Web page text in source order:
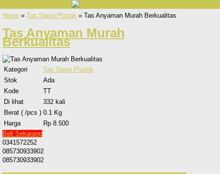
Home » Tas Slang Plastik » Tas Anyaman Murah Berkualitas
Tas Anyaman Murah
Berkualitas
Kategori
Tas Slang Plastik
Stok
Ada
Kode
TT
Di lihat
332 kali
Berat ( /pcs ) 0.1 Kg
Harga
Rp 8.500
Beli Sekarang
0341572252
085730933902
085730933902